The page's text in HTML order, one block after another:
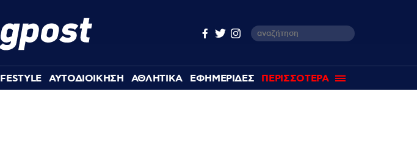
ΑΥΤΟΔΙΟΙΚΗΣΗ ΑΘΛΗΤΙΚΑ ΕΦΗΜΕΡΙΔΕΣ ΠΕΡΙΣΣΟΤΕΡΑ